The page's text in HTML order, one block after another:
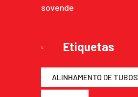
Etiquetas
ALINHAMENTO DE TUBOS